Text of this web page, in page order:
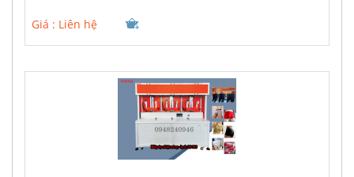
Giá : Liên hệ